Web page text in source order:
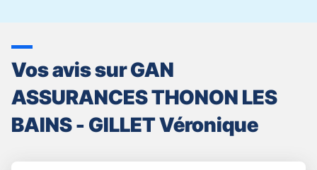
Vos avis sur GAN
ASSURANCES THONON LES
BAINS - GILLET Véronique